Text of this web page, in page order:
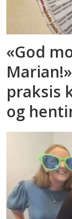
«God
praksis
og